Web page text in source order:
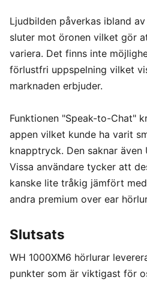
Ljudbilden påverkas ibland
sluter mot öronen vilket gör
variera. Det finns inte
förlustfri uppspelning vilket
marknaden erbjuder.
Funktionen "Speak-to-Chat"
appen vilket kunde ha varit
knapptryck. Den saknar även
Vissa användare tycker att
kanske lite tråkig jämfört
andra premium over ear
Slutsats
WH 1000XM6 hörlurar
punkter som är viktigast för